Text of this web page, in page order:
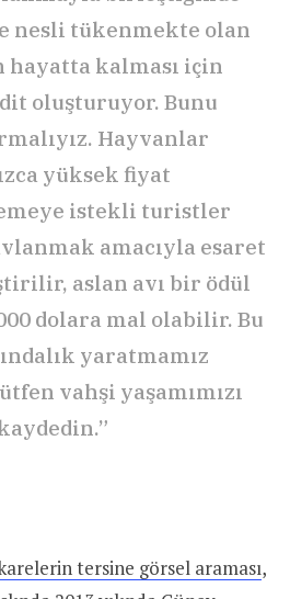
nesli tükenmekte olan
kalması için
oluşturuyor. Bunu
Hayvanlar
yüksek fiyat
istekli turistler
amacıyla esaret
aslan avı bir ödül
dolara mal olabilir. Bu
yaratmamız
vahşi yaşamımızı
tersine görsel araması,